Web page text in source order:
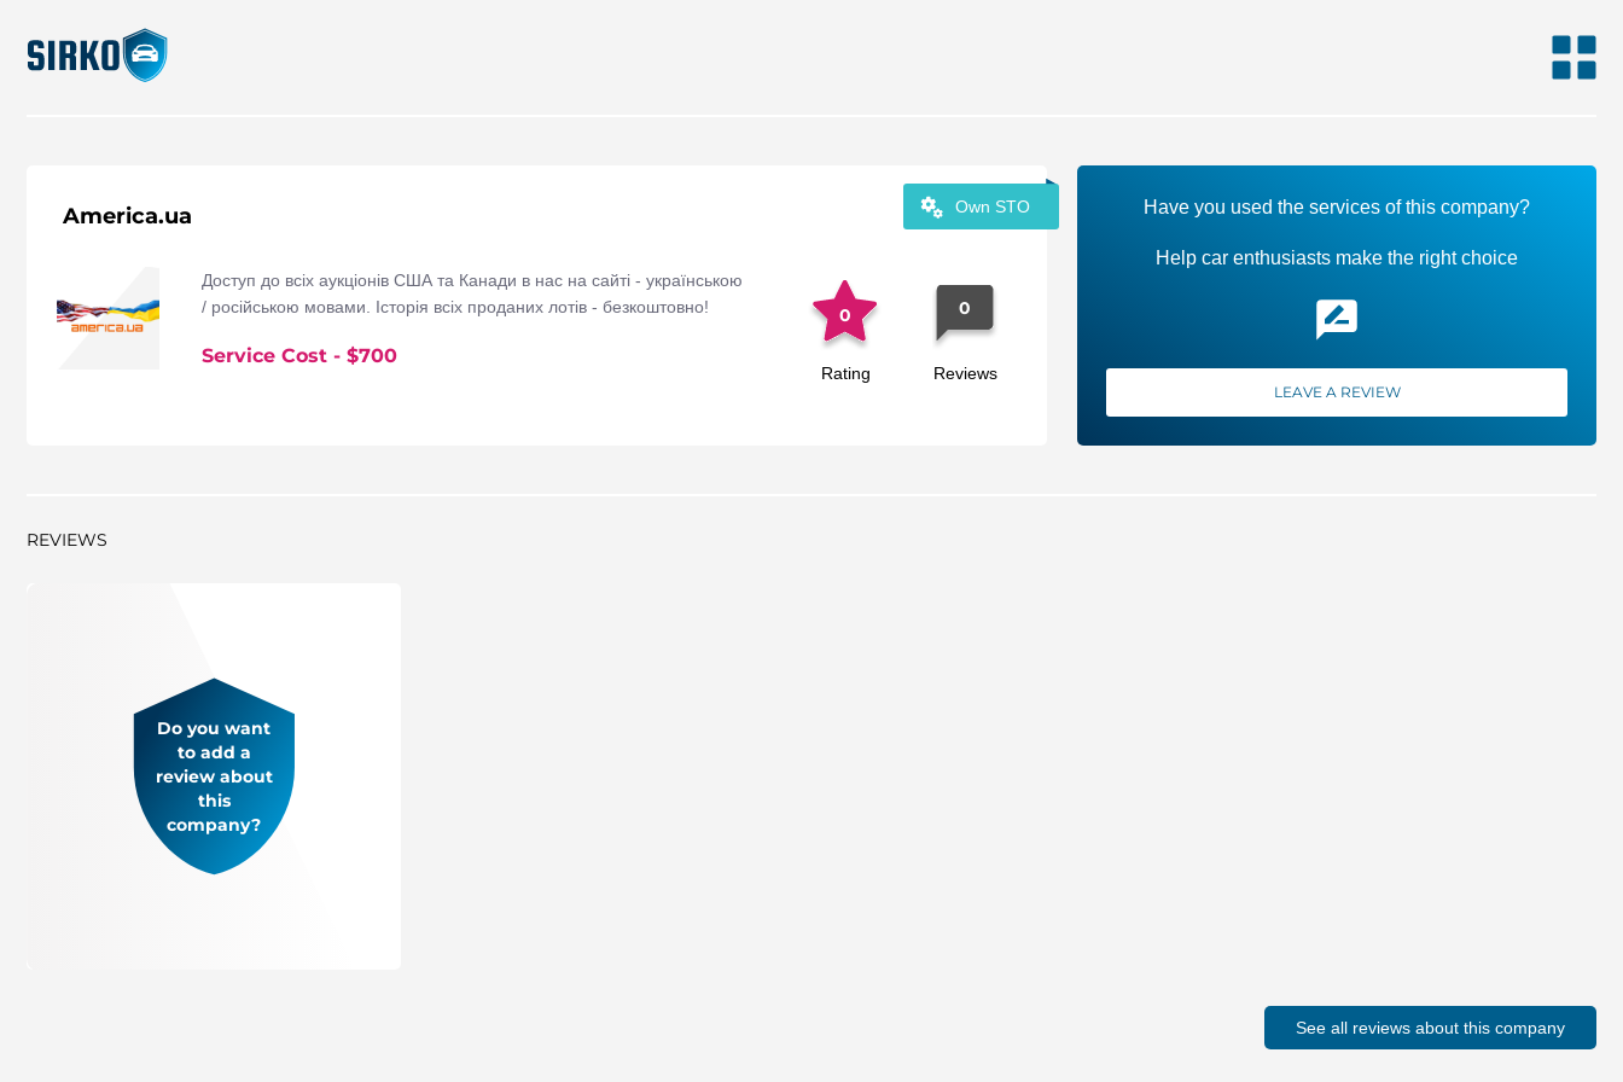
Own STO
America.ua
Доступ до всіх аукціонів США та Канади в нас на сайті - українською
/ російською мовами. Історія всіх проданих лотів - безкоштовно!
Service Cost - $700
0
Rating
0
Reviews
Have you used the services of this company?
Help car enthusiasts make the right choice
LEAVE A REVIEW
REVIEWS
Do you want
to add a
review about
this
company?
See all reviews about this company